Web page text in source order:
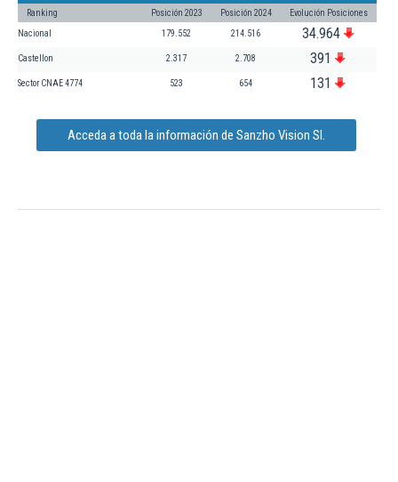
Ranking Posición 2023 Posición 2024 Evolución Posiciones
Nacional 179.552 214.516 34.964
Castellon 2.317 2.708 391
Sector CNAE 4774 523 654 131
Acceda a toda la información de Sanzho Vision Sl.